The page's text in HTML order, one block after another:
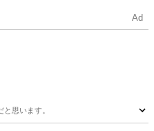
Ad
思います。